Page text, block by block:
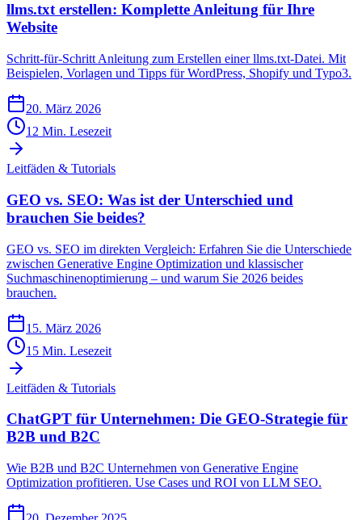
llms.txt erstellen: Komplette Anleitung für Ihre
Website
Schritt-für-Schritt Anleitung zum Erstellen einer llms.txt-Datei. Mit
Beispielen, Vorlagen und Tipps für WordPress, Shopify und Typo3.
20. März 2026
12 Min. Lesezeit
Leitfäden & Tutorials
GEO vs. SEO: Was ist der Unterschied und
brauchen Sie beides?
GEO vs. SEO im direkten Vergleich: Erfahren Sie die Unterschiede
zwischen Generative Engine Optimization und klassischer
Suchmaschinenoptimierung – und warum Sie 2026 beides
brauchen.
15. März 2026
15 Min. Lesezeit
Leitfäden & Tutorials
ChatGPT für Unternehmen: Die GEO-Strategie für
B2B und B2C
Wie B2B und B2C Unternehmen von Generative Engine
Optimization profitieren. Use Cases und ROI von LLM SEO.